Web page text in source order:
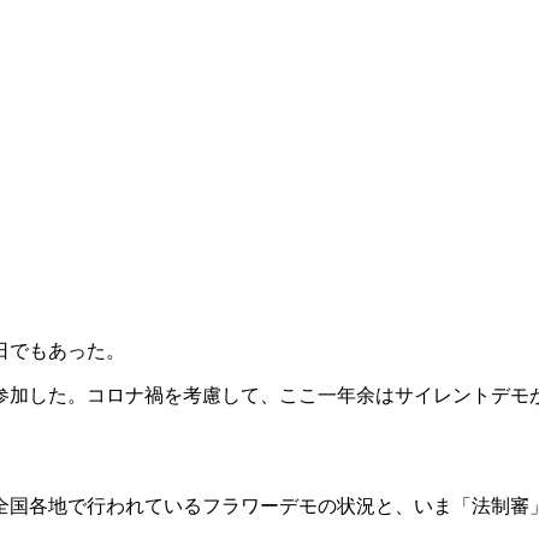
もあった。
した。コロナ禍を考慮して、ここ一年余はサイレントデ
各地で行われているフラワーデモの状況と、いま「法制